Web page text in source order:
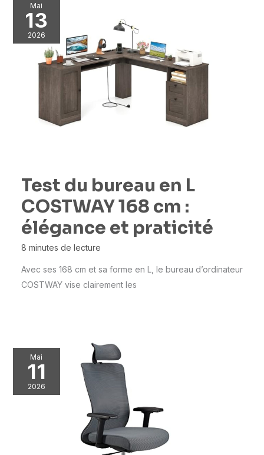
Mai
13
2026
Test du bureau en L
COSTWAY 168 cm :
élégance et praticité
8 minutes de lecture
Avec ses 168 cm et sa forme en L, le bureau d’ordinateur
COSTWAY vise clairement les
Mai
11
2026